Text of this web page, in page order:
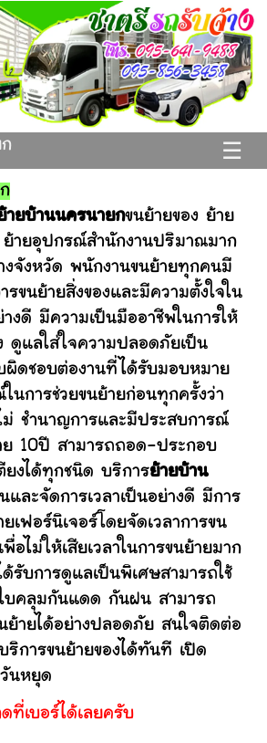
☰
ายบ้านนครนายกขนย้ายของ ย้าย
ายอุปกรณ์สำนักงานปริมาณมาก
งจังหวัด พนักงานขนย้ายทุกคนมี
ขนย้ายสิ่งของและมีความตั้งใจใน
งดี มีความเป็นมืออาชีพในการให้
ดูแลใส่ใจความปลอดภัยเป็น
ผิดชอบต่องานที่ได้รับมอบหมาย
นการช่วยขนย้ายก่อนทุกครั้งว่า
ม่ ชำนาญการและมีประสบการณ์
ย 10ปี สามารถถอด-ประกอบ
ยงได้ทุกชนิด บริการย้ายบ้าน
และจัดการเวลาเป็นอย่างดี มีการ
เฟอร์นิเจอร์โดยจัดเวลาการขน
อไม่ให้เสียเวลาในการขนย้ายมาก
รับการดูแลเป็นพิเศษสามารถใช้
บคลุมกันแดด กันฝน สามารถ
ย้ายได้อย่างปลอดภัย สนใจติดต่อ
ริการขนย้ายของได้ทันที เปิด
นหยุด
ที่เบอร์ได้เลยครับ